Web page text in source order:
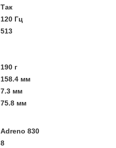
Так
120 Гц
513
190 г
158.4 мм
7.3 мм
75.8 мм
Adreno 830
8